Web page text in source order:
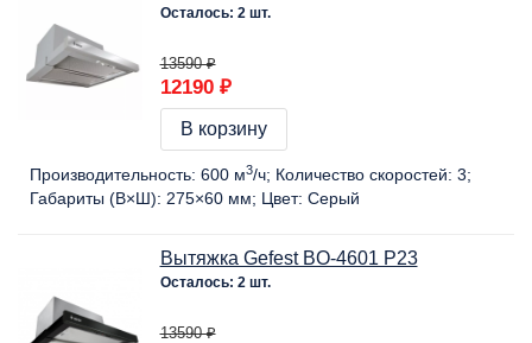
Осталось: 2 шт.
13590 ₽
12190 ₽
В корзину
Производительность: 600 м3/ч Количество скоростей: 3
Габариты (В×Ш): 275×60 мм Цвет: Серый
Вытяжка Gefest BO-4601 Р23
Осталось: 2 шт.
13590 ₽